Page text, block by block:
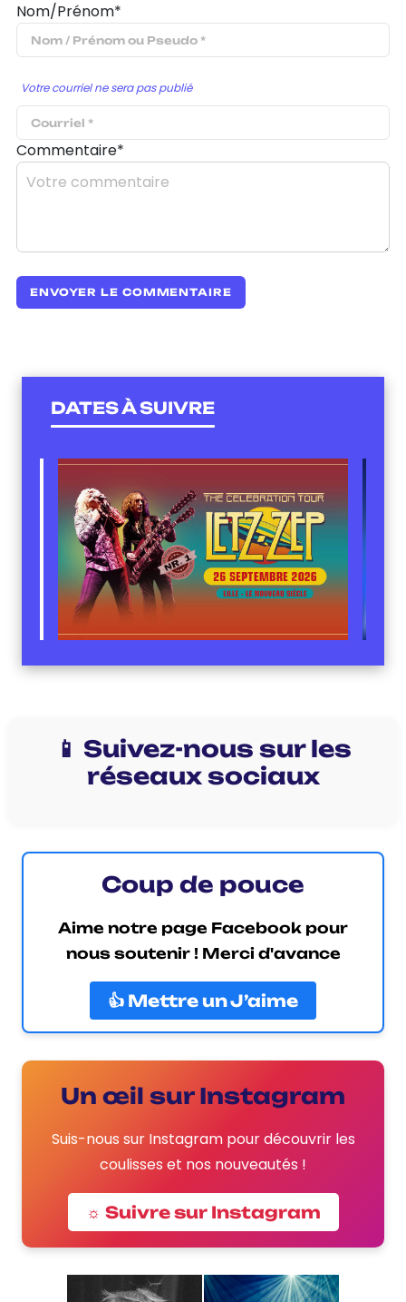
Nom/Prénom*
Votre courriel ne sera pas publié
Commentaire*
DATES À SUIVRE
📱 Suivez-nous sur les
réseaux sociaux
Coup de pouce
Aime notre page Facebook pour
nous soutenir ! Merci d'avance
👍 Mettre un J’aime
Un œil sur Instagram
Suis-nous sur Instagram pour découvrir les
coulisses et nos nouveautés !
☼ Suivre sur Instagram